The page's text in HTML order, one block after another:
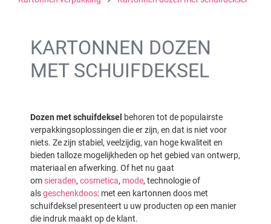
KARTONNEN DOZEN
MET SCHUIFDEKSEL
Dozen met schuifdeksel behoren tot de populairste
verpakkingsoplossingen die er zijn, en dat is niet voor
niets. Ze zijn stabiel, veelzijdig, van hoge kwaliteit en
bieden talloze mogelijkheden op het gebied van ontwerp,
materiaal en afwerking. Of het nu gaat
omsieraden, cosmetica, mode, technologie of
alsgeschenkdoos: met een kartonnen doos met
schuifdeksel presenteert u uw producten op een manier
die indruk maakt op de klant.